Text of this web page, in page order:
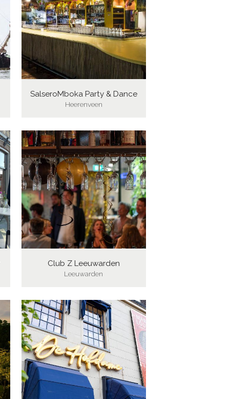
SalseroMboka Party & Dance
Heerenveen
Club Z Leeuwarden
Leeuwarden